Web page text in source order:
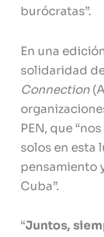
burócratas”.
En una
solidaridad
Connection
PEN, que
solos en esta
pensamiento
Cuba”.
“Juntos,